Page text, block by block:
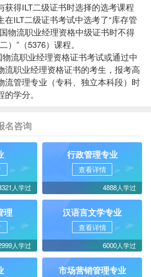
获得ILT二级证书时选择的选考课程
在ILT二级证书考试中选考了“库存管
物流职业经理资格中级证书时不得
）”（5376）课程。
流职业经理资格证书考试或通过中
流职业经理资格证书的考生，报考高
流管理专业（专科、独立本科段）时
学分。
名咨询
人学过
行政管理专业
查看详情
4888人学过
理
人学过
汉语言文学专业
查看详情
6000人学过
市场营销管理专业